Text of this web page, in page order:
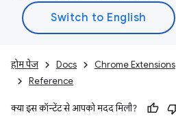
होम पेज Docs Chrome Extensions
Reference
क्या इस कॉन्टेंट से आपको मदद मिली?